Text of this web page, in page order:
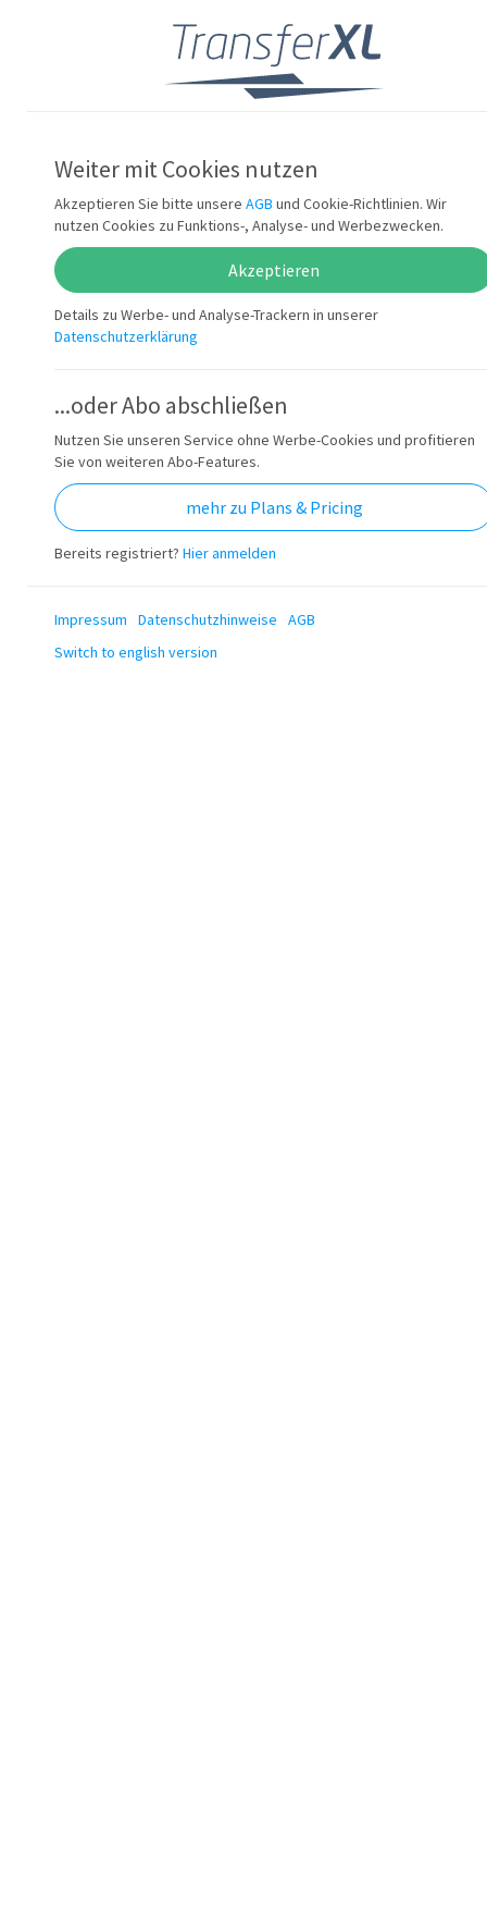
Einloggen
Versenden Sie ...
10x schneller
patentierte Technologie
Weiter mit Cookies nutzen
Akzeptieren Sie bitte unsere AGB und Cookie-Richtlinien. Wir
nutzen Cookies zu Funktions-, Analyse- und Werbezwecken.
Akzeptieren
Details zu Werbe- und Analyse-Trackern in unserer
Datenschutzerklärung
...oder Abo abschließen
Nutzen Sie unseren Service ohne Werbe-Cookies und profitieren
Sie von weiteren Abo-Features.
mehr zu Plans & Pricing
Bereits registriert? Hier anmelden
Impressum Datenschutzhinweise
AGB
Switch to english version